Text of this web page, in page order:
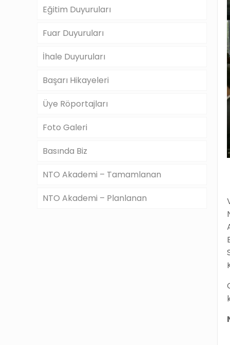
Eğitim Duyuruları
Fuar Duyuruları
İhale Duyuruları
Başarı Hikayeleri
Üye Röportajları
Foto Galeri
Basında Biz
NTO Akademi – Tamamlanan
NTO Akademi – Planlanan